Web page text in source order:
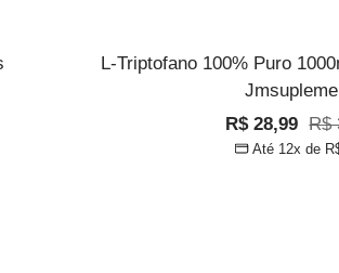
L-Triptofano 100% Puro
Preço
promocional
R$ 28,99 R$
Até 12x de